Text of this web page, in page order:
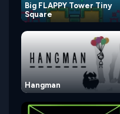
Big FLAPPY Tower Tiny
Square
Hangman